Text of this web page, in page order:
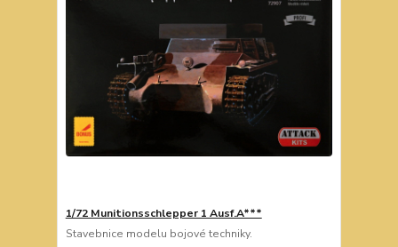
1/72 Munitionsschlepper 1 Ausf.A***
Stavebnice modelu bojové techniky.